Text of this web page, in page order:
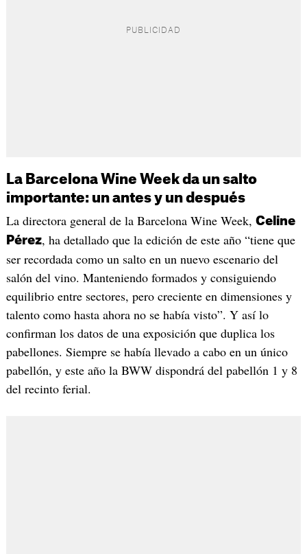
La Barcelona Wine Week da un salto
importante: un antes y un después
La directora general de la Barcelona Wine Week, Celine
Pérez, ha detallado que la edición de este año “tiene que
ser recordada como un salto en un nuevo escenario del
salón del vino. Manteniendo formados y consiguiendo
equilibrio entre sectores, pero creciente en dimensiones y
talento como hasta ahora no se había visto”. Y así lo
confirman los datos de una exposición que duplica los
pabellones. Siempre se había llevado a cabo en un único
pabellón, y este año la BWW dispondrá del pabellón 1 y 8
del recinto ferial.